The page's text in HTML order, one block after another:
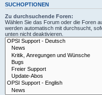
SUCHOPTIONEN
Zu durchsuchende Foren:
Wählen Sie das Forum oder die Foren
werden automatisch mit durchsucht,
unten nicht deaktivieren.